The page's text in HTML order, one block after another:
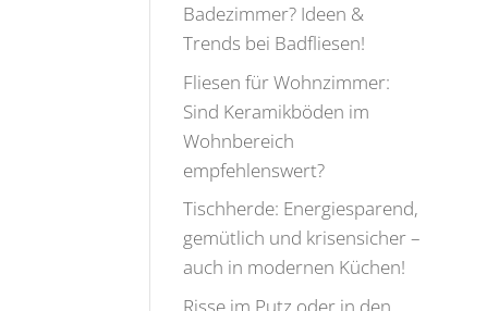
Badezimmer? Ideen &
Trends bei Badfliesen!
Fliesen für Wohnzimmer:
Sind Keramikböden im
Wohnbereich
empfehlenswert?
Tischherde: Energiesparend,
gemütlich und krisensicher –
auch in modernen Küchen!
Risse im Putz oder in den